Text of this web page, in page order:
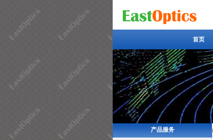
首页
首页
产品服务